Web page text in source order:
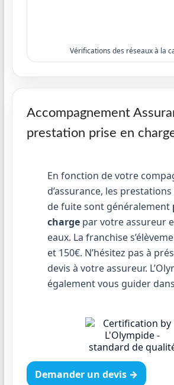
Vérifications des réseaux à la
Accompagnement
prestation prise en
En fonction de votre
d’assurance, les
de fuite sont généralement
chargepar votre assureur
eaux. La franchise
et 150€. N’hésitez pas à
devis à votre assureur.
également vous guider
Demander un devis →